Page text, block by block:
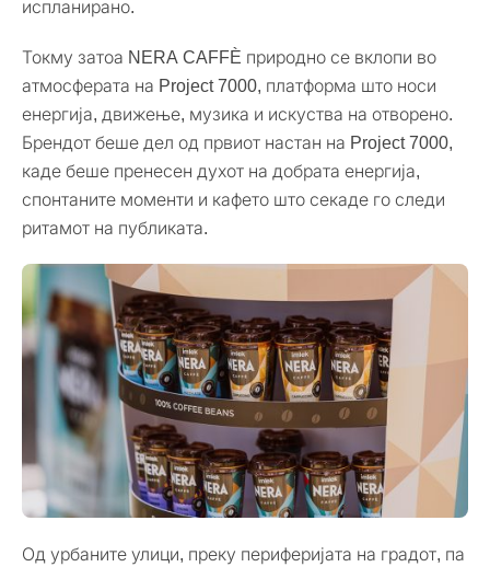
испланирано.
Токму затоа NERA CAFFÈ природно се вклопи во
атмосферата на Project 7000, платформа што носи
енергија, движење, музика и искуства на отворено.
Брендот беше дел од првиот настан на Project 7000,
каде беше пренесен духот на добрата енергија,
спонтаните моменти и кафето што секаде го следи
ритамот на публиката.
Од урбаните улици, преку периферијата на градот, па